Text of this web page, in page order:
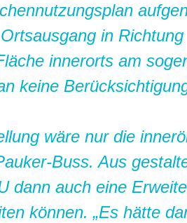
in Richtung
innerorts am
keine
wäre nur die
Buss. Aus
dann auch eine
können. „Es hätte